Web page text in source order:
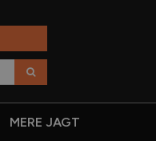
MERE JAGT